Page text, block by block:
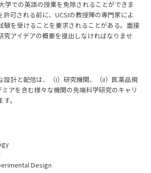
学での英語の授業を免除されることができま
許可される前に、UCSIの教授陣の専門家によ
験を受けることを要求されることがある。面接
究アイデアの概要を提出しなければなりませ
設計と配信は、（i）研究機関、（ii）医薬品規
アを含む様々な機関の先端科学研究のキャリ
。
Design